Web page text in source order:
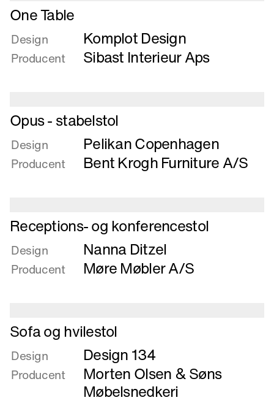
skulpturelt
legehus
Læs
mere
om
One
Table
One Table
Design Komplot Design
Producent Sibast Interieur Aps
Læs
mere
om
Opus
-
Opus - stabelstol
Design Pelikan Copenhagen
Producent Bent Krogh Furniture A/S
Læs
mere
om
Receptions-
og
Receptions- og konferencestol
Design Nanna Ditzel
Producent Møre Møbler A/S
Læs
mere
om
Sofa
og
Sofa og hvilestol
Design Design 134
Producent
Morten Olsen & Søns
Møbelsnedkeri